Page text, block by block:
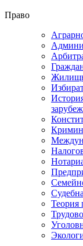
Право
Теория